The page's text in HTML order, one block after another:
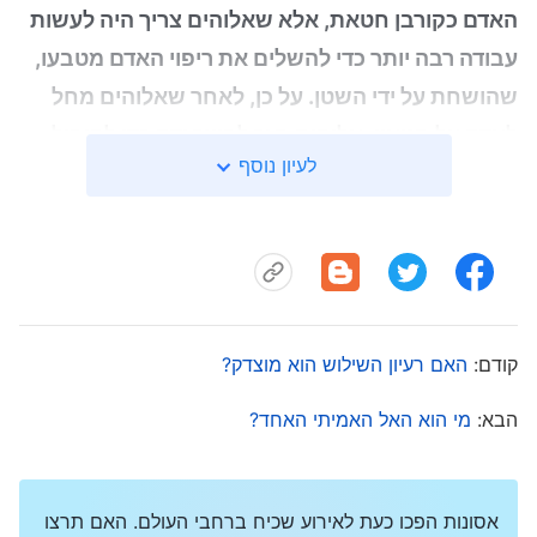
האדם כקורבן חטאת, אלא שאלוהים צריך היה לעשות
עבודה רבה יותר כדי להשלים את ריפוי האדם מטבעו,
שהושחת על ידי השטן. על כן, לאחר שאלוהים מחל
את האדם לעידן חדש, והתחיל את עבודת הייסור
יותר. כל מי שנשמע לריבונותו של אלוהים ייהנה
מאמת נעלה יותר ויקבל ברכות רבות יותר. בני האדם
האלה יחיו באור באמת ובתמים ויזכו באמת, בדרך
ובחיים"(הדבר, כרך ראשון: הופעתו של אלוהים ועבודתו,
בהתגלמותו. האל הכול יכול ביטא את כל האמיתות
לעיון נוסף
קודם: האם רעיון השילוש הוא מוצדק?
הבא: מי הוא האל האמיתי האחד?
אסונות הפכו כעת לאירוע שכיח ברחבי העולם. האם תרצו